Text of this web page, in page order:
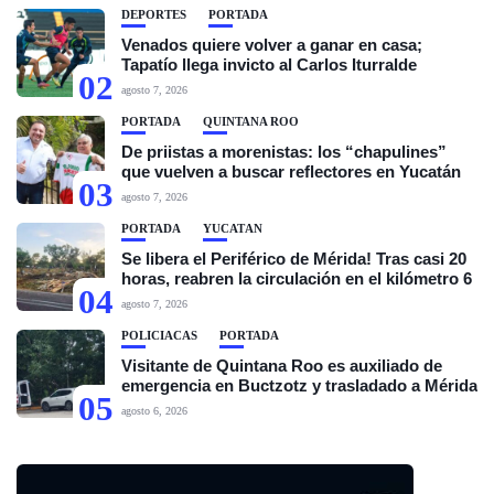
02
DEPORTES PORTADA
Venados quiere volver a ganar en casa;
Tapatío llega invicto al Carlos Iturralde
agosto 7, 2026
03
PORTADA QUINTANA ROO
De priistas a morenistas: los “chapulines”
que vuelven a buscar reflectores en Yucatán
agosto 7, 2026
04
PORTADA YUCATÁN
Se libera el Periférico de Mérida! Tras casi 20
horas, reabren la circulación en el kilómetro 6
agosto 7, 2026
05
POLICIACAS PORTADA
Visitante de Quintana Roo es auxiliado de
emergencia en Buctzotz y trasladado a Mérida
agosto 6, 2026